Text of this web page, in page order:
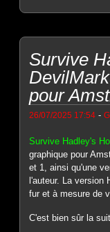
Survive
pour
26/07/2025 17:54 -
Survive Hadley's
graphique pour
et 1, ainsi qu'une
l'auteur. La version
fur et à mesure de
C'est bien sûr la